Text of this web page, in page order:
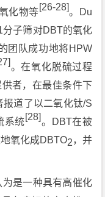
化物等[26-28]。Du
子筛对DBT的氧化
团队成功地将HPW
。在氧化脱硫过程
者，在最佳条件下
道了以二氧化钛/S
系统[28]。DBT在被
氧化成DBTO2，并
是一种具有高催化